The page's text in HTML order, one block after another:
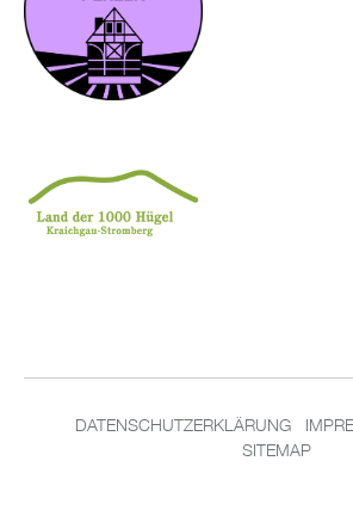
DA­TEN­SCHUT­Z­ER­KLÄ­RUNG
SITEMAP